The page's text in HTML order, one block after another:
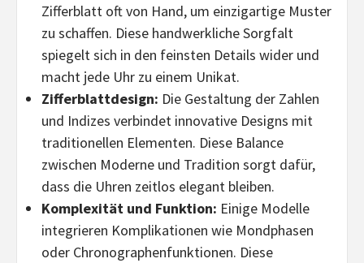
Zifferblatt oft von Hand, um einzigartige Muster
zu schaffen. Diese handwerkliche Sorgfalt
spiegelt sich in den feinsten Details wider und
macht jede Uhr zu einem Unikat.
Zifferblattdesign: Die Gestaltung der Zahlen
und Indizes verbindet innovative Designs mit
traditionellen Elementen. Diese Balance
zwischen Moderne und Tradition sorgt dafür,
dass die Uhren zeitlos elegant bleiben.
Komplexität und Funktion: Einige Modelle
integrieren Komplikationen wie Mondphasen
oder Chronographenfunktionen. Diese